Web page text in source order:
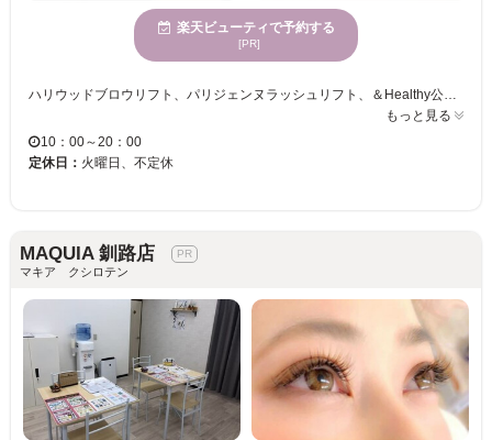
楽天ビューティで予約する
[PR]
ハリウッドブロウリフト、パリジェンヌラッシュリフト、＆Healthy公認サロンです。エクステは、グルー、毛質にこだわり、モチを考え高い技術力で、お客様の綺麗を叶えます♪ ナチュラルに盛れるまつ毛を得意としており、エクステは自まつ毛のようにつける事も可能です！ まつ毛が上り綺麗になると気分が上がりますね！お客様の綺麗になる自信を持てるお手伝いをしたいと思っています！ 人はいつでも綺麗になれます。 ひとりひとりにお似合いになる眉毛、まつ毛を丁寧にカウンセリングし、お悩み解決いたします。 年齢層は、10代〜60代と様々です。 お気軽にお問い合わせくださいませ。いつでもお待ちしております。 カラーエクステもございます。お気軽に一度ご相談くださいませ。 完全個室で、フルフラットベッドでお寛ぎください。 ※美容室の中にある為周りの声が多少気になる場合がございます。あらかじめご了承くださいませ。 ※お電話でのご予約誠にありがとうございます。施術中はお電話に出ることができません。出られない場合もございますので申し訳ございませんがよろしくお願いいたします。
もっと見る
10：00～20：00
定休日： 火曜日、不定休
MAQUIA 釧路店
マキア クシロテン